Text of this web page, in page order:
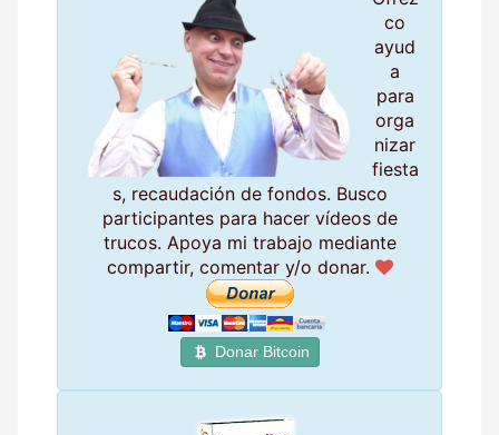
co
ayud
a
para
orga
nizar
fiesta
s, recaudación de fondos. Busco
participantes para hacer vídeos de
trucos. Apoya mi trabajo mediante
compartir, comentar y/o donar.
Donar Bitcoin